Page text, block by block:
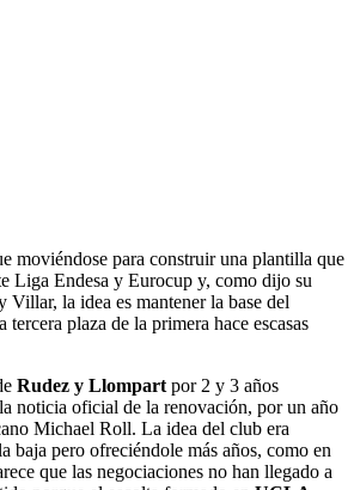
moviéndose para construir una plantilla que
Liga Endesa y Eurocup y, como dijo su
la idea es mantener la base del
plaza de la primera hace escasas
Rudez y Llompart por 2 y 3 años
noticia oficial de la renovación, por un año
Michael Roll. La idea del club era
baja pero ofreciéndole más años, como en
que las negociaciones no han llegado a